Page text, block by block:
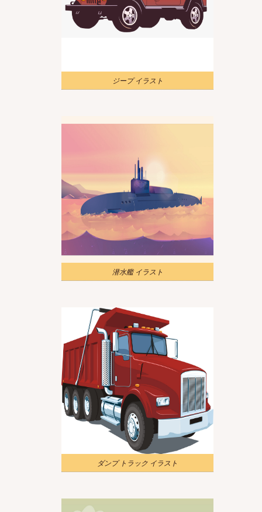
ジープ イラスト
潜水艦 イラスト
ダンプ トラック イラスト